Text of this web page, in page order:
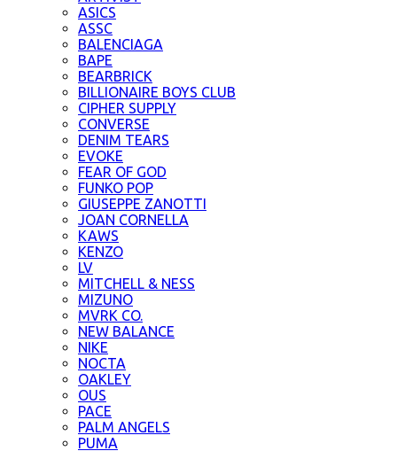
ASICS
ASSC
BALENCIAGA
BAPE
BEARBRICK
BILLIONAIRE BOYS CLUB
CIPHER SUPPLY
CONVERSE
DENIM TEARS
EVOKE
FEAR OF GOD
FUNKO POP
GIUSEPPE ZANOTTI
JOAN CORNELLA
KAWS
KENZO
LV
MITCHELL & NESS
MIZUNO
MVRK CO.
NEW BALANCE
NIKE
NOCTA
OAKLEY
OUS
PACE
PALM ANGELS
PUMA